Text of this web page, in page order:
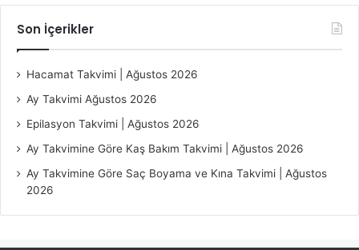
Son İçerikler
Hacamat Takvimi | Ağustos 2026
Ay Takvimi Ağustos 2026
Epilasyon Takvimi | Ağustos 2026
Ay Takvimine Göre Kaş Bakım Takvimi | Ağustos 2026
Ay Takvimine Göre Saç Boyama ve Kına Takvimi | Ağustos
2026